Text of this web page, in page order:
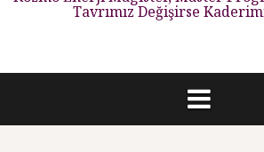
Tavrımız Değişirse